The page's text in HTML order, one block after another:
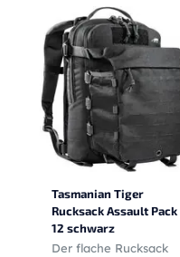
Tasmanian Tiger
Rucksack Assault Pack
12 schwarz
Der flache Rucksack